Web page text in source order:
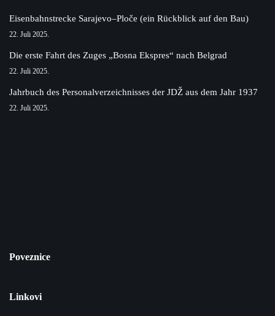
Eisenbahnstrecke Sarajevo–Ploče (ein Rückblick auf den Bau)
22. Juli 2025.
Die erste Fahrt des Zuges „Bosna Ekspres“ nach Belgrad
22. Juli 2025.
Jahrbuch des Personalverzeichnisses der JDŽ aus dem Jahr 1937
22. Juli 2025.
Poveznice
Linkovi